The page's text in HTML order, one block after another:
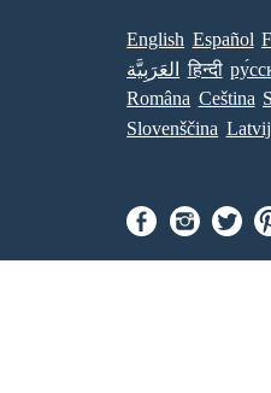
English Español
العَرَبِيَّة
हिन्दी
Româna Ceština
Slovenščina